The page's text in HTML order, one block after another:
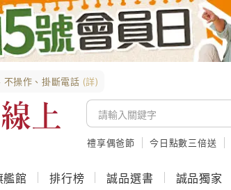
不操作、掛斷電話 (詳)
禮享偶爸節 今日點數三倍送
館 排行榜 誠品選書 誠品獨家